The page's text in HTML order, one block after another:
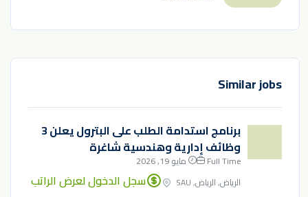
Similar jobs
برنامج استدامة الطلب على البترول يعلن 3
وظائف إدارية وهندسية شاغرة
Full Time
مايو 19, 2026
الرياض, الرياض, SAU
سجل الدخول لعرض الراتب